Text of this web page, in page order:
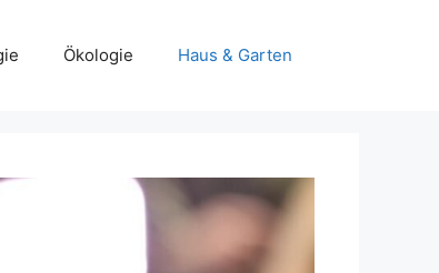
Ökologie Haus & Garten